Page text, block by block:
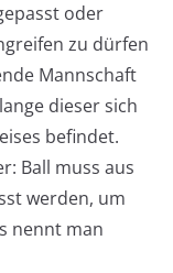
oder
zu dürfen
Mannschaft
dieser sich
befindet.
Ball muss aus
werden, um
nennt man